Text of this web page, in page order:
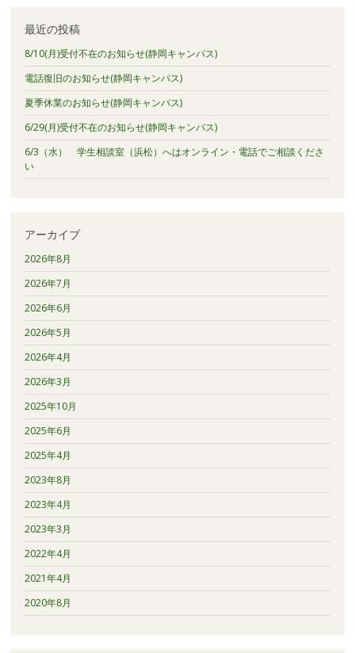
最近の投稿
8/10(月)受付不在のお知らせ(静岡キャンパス)
電話復旧のお知らせ(静岡キャンパス)
夏季休業のお知らせ(静岡キャンパス)
6/29(月)受付不在のお知らせ(静岡キャンパス)
6/3（水） 学生相談室（浜松）へはオンライン・電話でご相談くださ
い
アーカイブ
2026年8月
2026年7月
2026年6月
2026年5月
2026年4月
2026年3月
2025年10月
2025年6月
2025年4月
2023年8月
2023年4月
2023年3月
2022年4月
2021年4月
2020年8月